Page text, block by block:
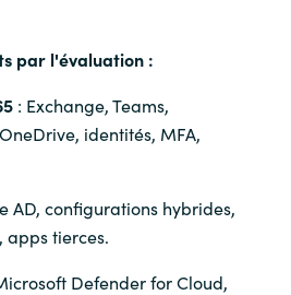
par l'évaluation :
: Exchange, Teams,
identités, MFA,
AD, configurations hybrides,
apps tierces.
Defender for Cloud,